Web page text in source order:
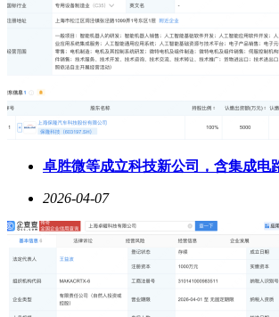
卓胜微等成立科技新公司，含集成电
2026-04-07